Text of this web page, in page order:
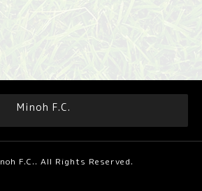
Minoh F.C.
F.C.. All Rights Reserved.